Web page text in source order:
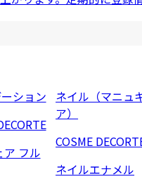
ション
ア フル
ネイル（マニュ
ア）
COSME
ネイルエナメル